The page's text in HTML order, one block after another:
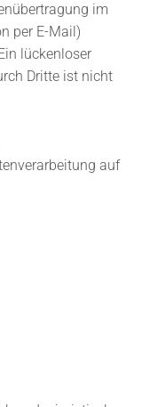
im
per E-Mail)
lückenloser
Dritte ist nicht
auf